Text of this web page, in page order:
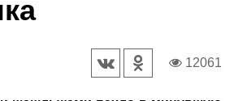
12061